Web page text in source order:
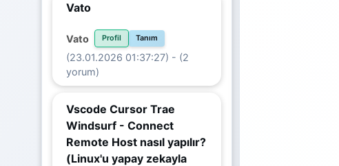
Vato
Vato Profil Tanım
(23.01.2026 01:37:27) - (2
yorum)
Vscode Cursor Trae
Windsurf - Connect
Remote Host nasıl yapılır?
(Linux'u yapay zekayla